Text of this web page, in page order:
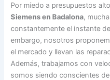
Por miedo a presupuestos
Siemens en Badalona,
constantemente el instante
embargo, nosotros
el mercado y llevan las
Además, trabajamos con
somos siendo conscientes